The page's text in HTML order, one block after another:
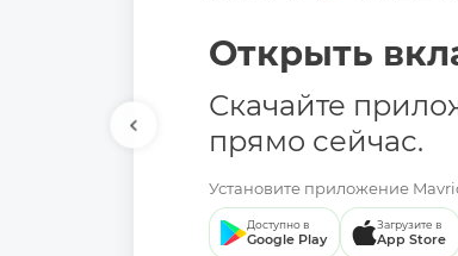
Открыть
Скачайте
прямо сейчас.
Установите приложение
Доступно в
Google Play
Загрузите в
App Store